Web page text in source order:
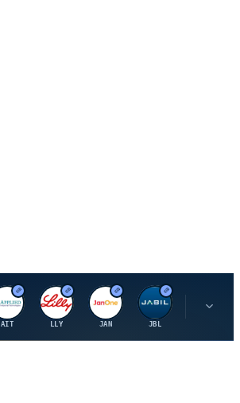
A
AIT
E
LLY
J
JAN
J
JBL
P